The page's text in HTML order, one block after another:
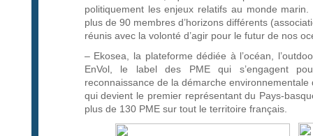
politiquement les enjeux relatifs au monde
plus de 90 membres d’horizons différents
réunis avec la volonté d’agir pour le futur de nos
– Ekosea, la plateforme dédiée à l’océan,
EnVol, le label des PME qui s’engagent
reconnaissance de la démarche environnementale
qui devient le premier représentant du Pays-
plus de 130 PME sur tout le territoire français.